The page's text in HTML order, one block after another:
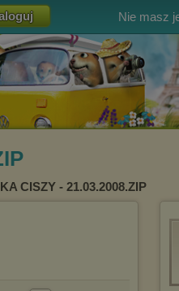
Nie masz
CISZY - 21.03.2008.ZIP